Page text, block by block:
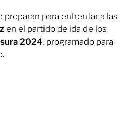
para enfrentar a las
en el partido de ida de los
2024, programado para